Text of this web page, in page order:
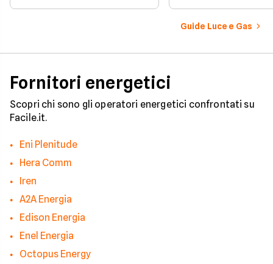
edilizia libera.
determinato
numerosi i fattori
influenzano questo
considerazione per
Guide Luce e Gas
Fornitori energetici
Scopri chi sono gli operatori energetici confrontati su
Facile.it.
Eni Plenitude
Hera Comm
Iren
A2A Energia
Edison Energia
Enel Energia
Octopus Energy